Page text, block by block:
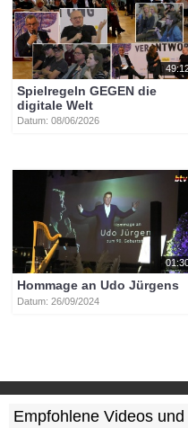
Spielregeln GEGEN die
digitale Welt
Datum: 08/06/2026
Hommage an Udo Jürgens
Datum: 26/09/2024
Empfohlene Videos